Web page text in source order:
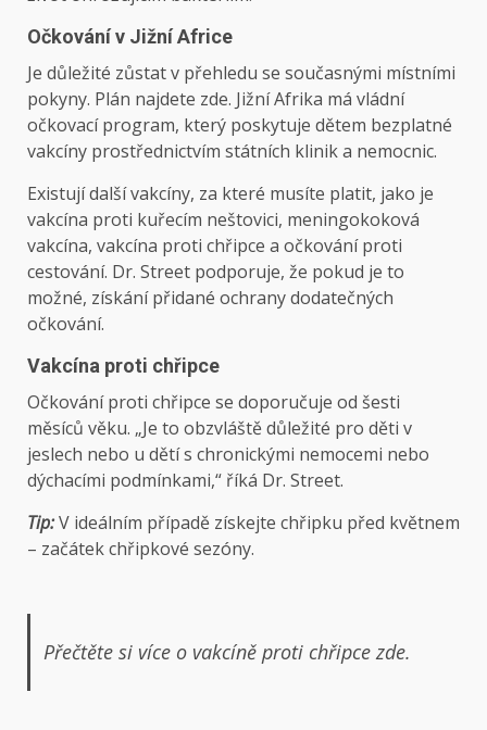
Očkování v Jižní Africe
Je důležité zůstat v přehledu se současnými místními
pokyny. Plán najdete zde. Jižní Afrika má vládní
očkovací program, který poskytuje dětem bezplatné
vakcíny prostřednictvím státních klinik a nemocnic.
Existují další vakcíny, za které musíte platit, jako je
vakcína proti kuřecím neštovici, meningokoková
vakcína, vakcína proti chřipce a očkování proti
cestování. Dr. Street podporuje, že pokud je to
možné, získání přidané ochrany dodatečných
očkování.
Vakcína proti chřipce
Očkování proti chřipce se doporučuje od šesti
měsíců věku. „Je to obzvláště důležité pro děti v
jeslech nebo u dětí s chronickými nemocemi nebo
dýchacími podmínkami,“ říká Dr. Street.
Tip:V ideálním případě získejte chřipku před květnem
– začátek chřipkové sezóny.
Přečtěte si více o vakcíně proti chřipce zde.